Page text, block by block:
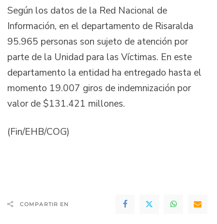
Según los datos de la Red Nacional de
Información, en el departamento de Risaralda
95.965 personas son sujeto de atención por
parte de la Unidad para las Víctimas. En este
departamento la entidad ha entregado hasta el
momento 19.007 giros de indemnización por
valor de $131.421 millones.
(Fin/EHB/COG)
COMPARTIR EN